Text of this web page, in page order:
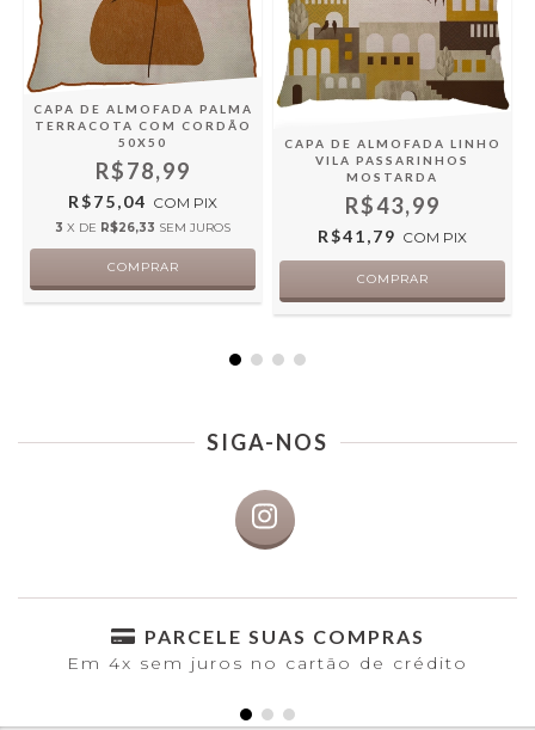
CAPA DE ALMOFADA PALMA
TERRACOTA COM CORDÃO
50X50
R$78,99
R$75,04 COM PIX
3 X DE R$26,33 SEM JUROS
CAPA DE ALMOFADA LINHO
VILA PASSARINHOS
MOSTARDA
R$43,99
R$41,79 COM PIX
SIGA-NOS
PARCELE SUAS COMPRAS
Em 4x sem juros no cartão de crédito